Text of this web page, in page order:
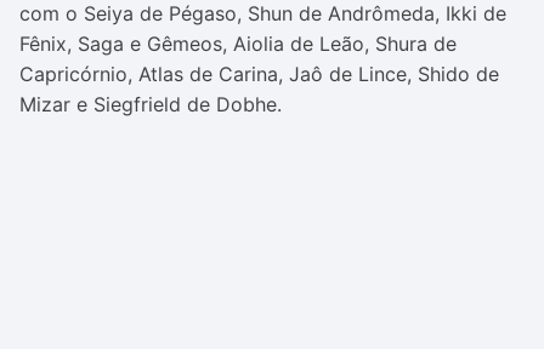
com o Seiya de Pégaso, Shun de Andrômeda, Ikki de
Fênix, Saga e Gêmeos, Aiolia de Leão, Shura de
Capricórnio, Atlas de Carina, Jaô de Lince, Shido de
Mizar e Siegfrield de Dobhe.